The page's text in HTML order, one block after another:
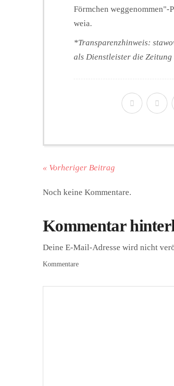
Förmchen weggenommen"-
weia.
*Transparenzhinweis:
als Dienstleister die
« Vorheriger Beitrag
Noch keine Kommentare.
Kommentar
Deine E-Mail-Adresse wird nicht
Kommentare